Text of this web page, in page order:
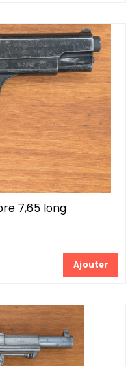
7,65 long
Ajouter